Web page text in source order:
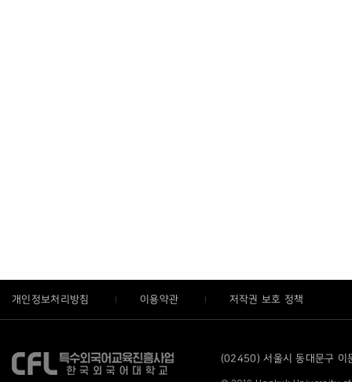
개인정보처리방침 이용약관 저작권 보호 정책
(02450) 서울시 동대문구